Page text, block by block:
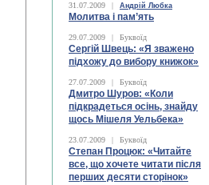
31.07.2009 | Андрій Любка
Молитва і пам’ять
29.07.2009 | Буквоїд
Сергій Швець: «Я зважено
підхожу до вибору книжок»
27.07.2009 | Буквоїд
Дмитро Шуров: «Коли
підкрадеться осінь, знайду
щось Мішеля Уельбека»
23.07.2009 | Буквоїд
Степан Процюк: «Читайте
все, що хочете читати після
перших десяти сторінок»